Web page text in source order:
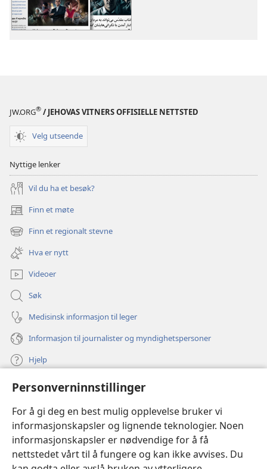
Personverninnstillinger
For å gi deg en best mulig opplevelse bruker vi
informasjonskapsler og lignende teknologier. Noen
informasjonskapsler er nødvendige for å få
nettstedet vårt til å fungere og kan ikke avvises. Du
JW.ORG® / JEHOVAS VITNERS OFFISIELLE NETTSTED
Velg utseende
Nyttige lenker
Vil du ha et besøk?
Finn et møte
(åpner
nytt
vindu)
Finn et regionalt stevne
(åpner
nytt
vindu)
Hva er nytt
Videoer
Søk
Medisinsk informasjon til leger
Informasjon til journalister og myndighetspersoner
Hjelp
Bidrag
(åpner
nytt
vindu)Watchtower ONLINE LIBRARY™
(åpner
nytt
vindu) JW Hub
(åpner
nytt